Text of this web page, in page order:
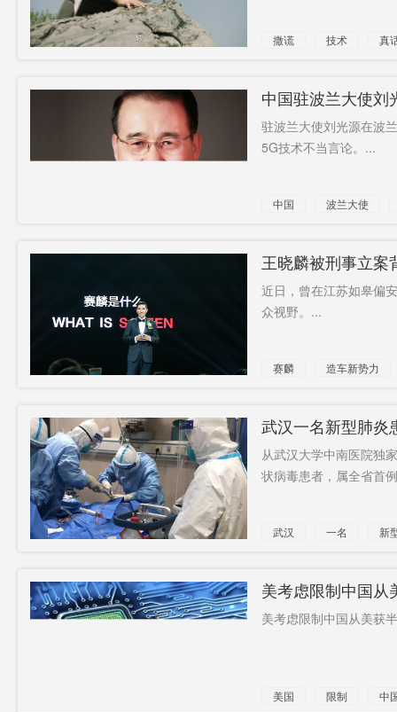
撒谎 技术 真
中国驻波兰大使刘
驻波兰大使刘光源在波
5G技术不当言论。...
中国
波兰大使
王晓麟被刑事立案
近日，曾在江苏如皋偏
众视野。...
赛麟 造车新势力
武汉一名新型肺炎
从武汉大学中南医院独
状病毒患者，属全省首
武汉 一名
新
美考虑限制中国从
美考虑限制中国从美获
美国 限制 中